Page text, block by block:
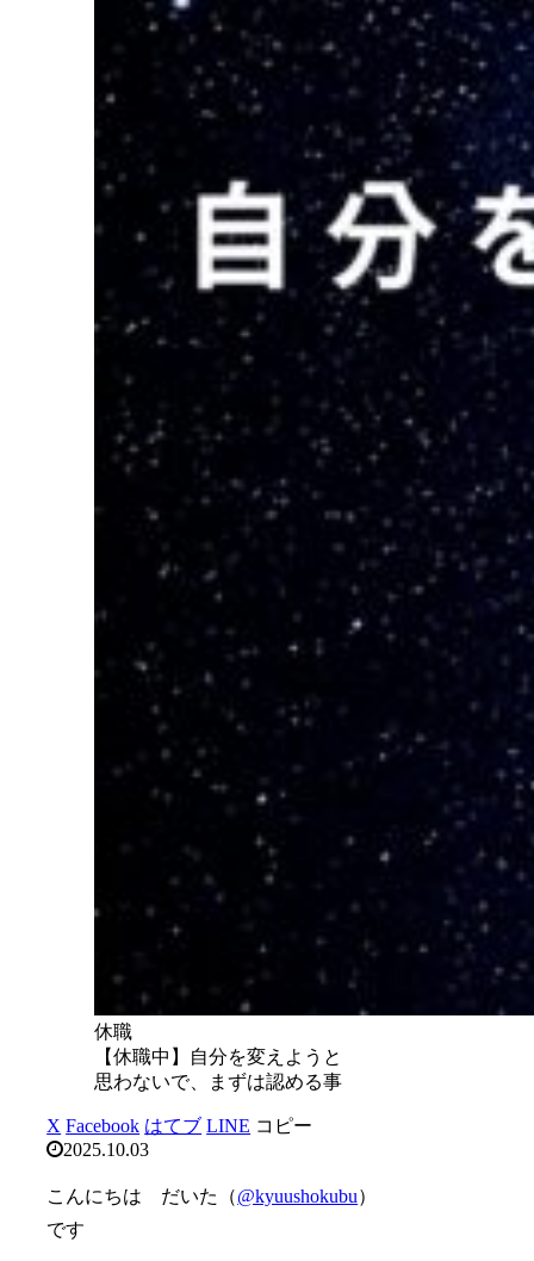
休職
【休職中】自分を変えようと
思わないで、まずは認める事
X Facebook はてブ LINE コピー
2025.10.03
こんにちは だいた（@kyuushokubu）
です